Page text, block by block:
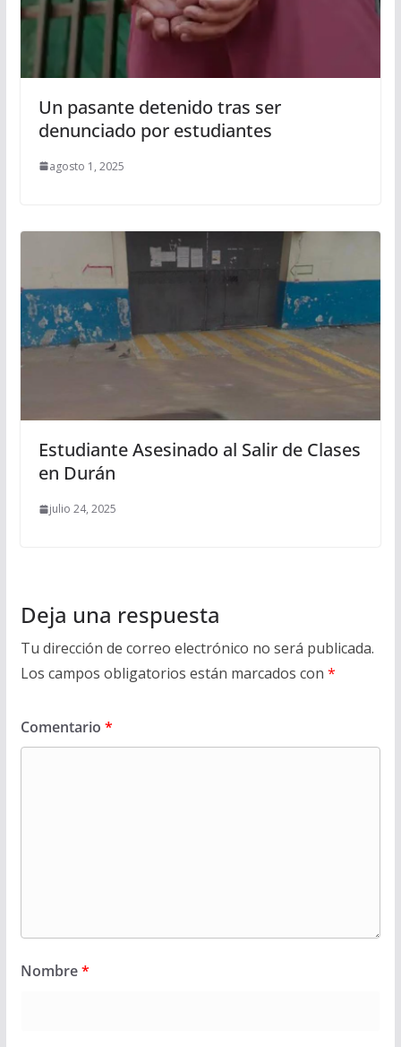
Un pasante detenido tras ser
denunciado por estudiantes
agosto 1, 2025
Estudiante Asesinado al Salir de Clases
en Durán
julio 24, 2025
Deja una respuesta
Tu dirección de correo electrónico no será publicada.
Los campos obligatorios están marcados con *
Comentario *
Nombre*